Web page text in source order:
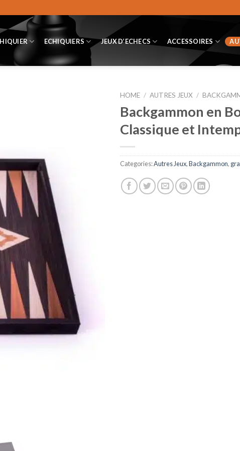
ECHIQUIERS JEUX D’ECHECS ACCESSOIRES
HOME / AUTRES JEUX /
Backgammon en
Classique et
Categories:Autres Jeux,Backgammon,